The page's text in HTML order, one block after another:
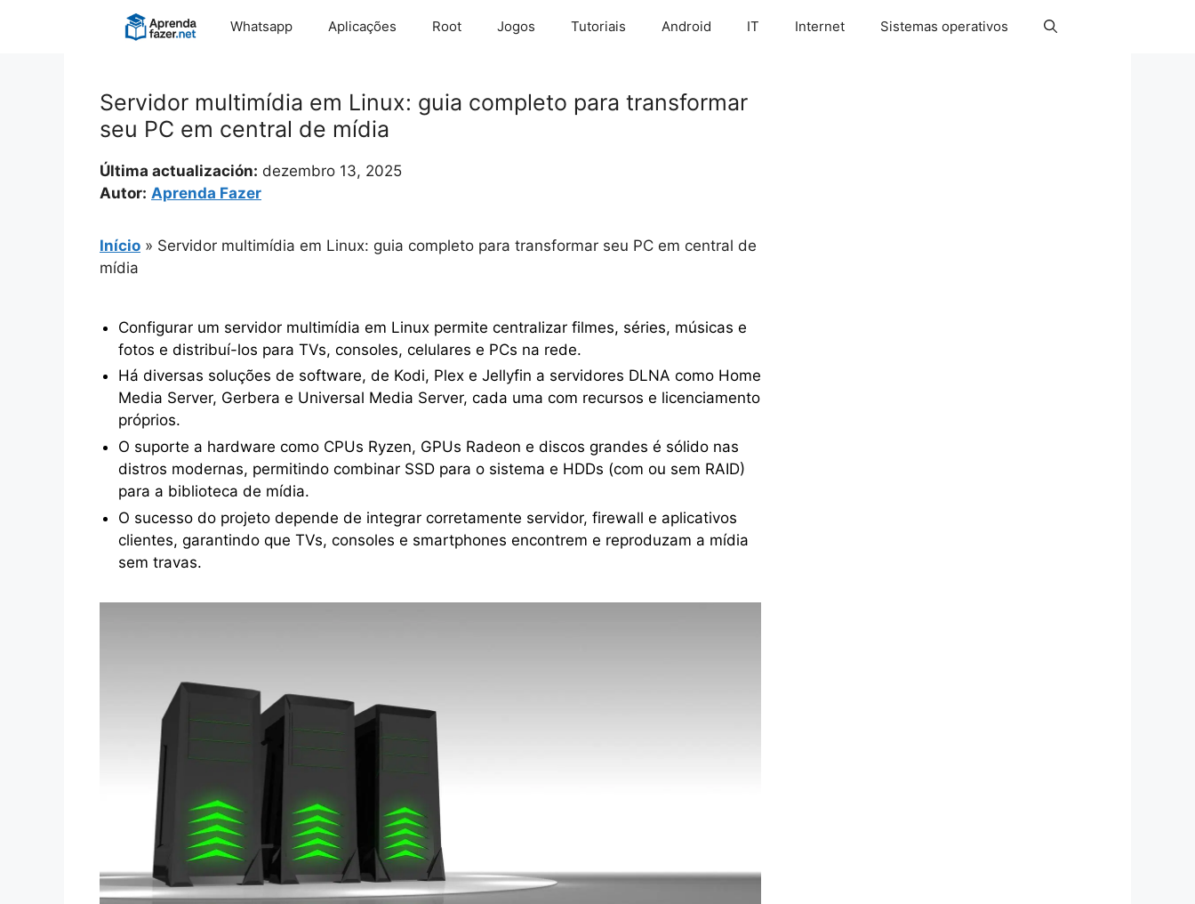
Whatsapp Aplicações Root Jogos Tutoriais Android IT Internet Sistemas operativos
Servidor multimídia em Linux: guia completo para transformar
seu PC em central de mídia
Última actualización: dezembro 13, 2025
Autor: Aprenda Fazer
Início » Servidor multimídia em Linux: guia completo para transformar seu PC em central de
mídia
Configurar um servidor multimídia em Linux permite centralizar filmes, séries, músicas e
fotos e distribuí-los para TVs, consoles, celulares e PCs na rede.
Há diversas soluções de software, de Kodi, Plex e Jellyfin a servidores DLNA como Home
Media Server, Gerbera e Universal Media Server, cada uma com recursos e licenciamento
próprios.
O suporte a hardware como CPUs Ryzen, GPUs Radeon e discos grandes é sólido nas
distros modernas, permitindo combinar SSD para o sistema e HDDs (com ou sem RAID)
para a biblioteca de mídia.
O sucesso do projeto depende de integrar corretamente servidor, firewall e aplicativos
clientes, garantindo que TVs, consoles e smartphones encontrem e reproduzam a mídia
sem travas.